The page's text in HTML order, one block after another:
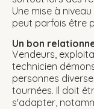
Une mise à
peut parfois être
Un bon
Vendeurs,
technicien
personnes
tournées. Il doit
s'adapter,